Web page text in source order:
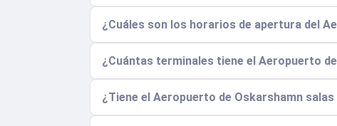
¿Cuáles son los horarios de apertura del
¿Cuántas terminales tiene el Aeropuerto
¿Tiene el Aeropuerto de Oskarshamn salas